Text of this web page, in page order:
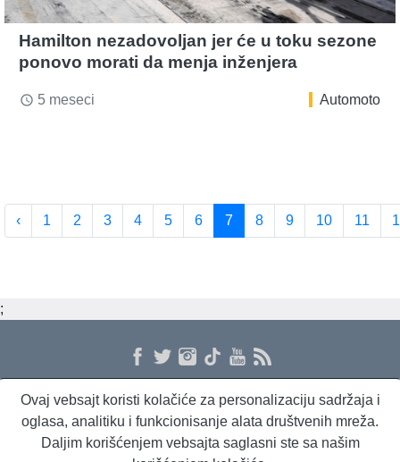
Hamilton nezadovoljan jer će u toku sezone
ponovo morati da menja inženjera
access_time 5 meseci Automoto
‹ 1 2 3 4 5 6 7 8 9 10 11
;
O nama Proizvodi i usluge Politika privatnosti Kontakt RSS
Ovaj vebsajt koristi kolačiće za personalizaciju sadržaja i
oglasa, analitiku i funkcionisanje alata društvenih mreža.
Daljim korišćenjem vebsajta saglasni ste sa našim